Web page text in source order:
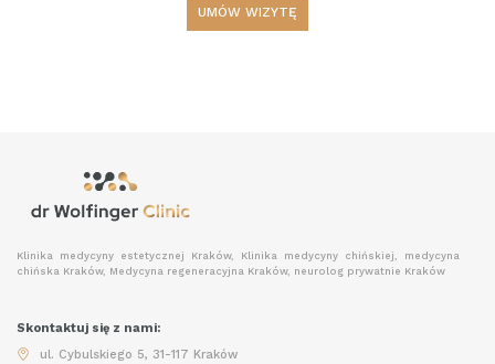
UMÓW WIZYTĘ
Klinika medycyny estetycznej Kraków, Klinika medycyny chińskiej, medycyna
chińska Kraków, Medycyna regeneracyjna Kraków, neurolog prywatnie Kraków
Skontaktuj się z nami:
ul. Cybulskiego 5, 31-117 Kraków